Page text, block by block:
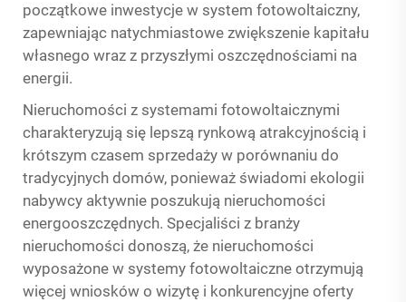
początkowe inwestycje w system fotowoltaiczny,
zapewniając natychmiastowe zwiększenie kapitału
własnego wraz z przyszłymi oszczędnościami na
energii.
Nieruchomości z systemami fotowoltaicznymi
charakteryzują się lepszą rynkową atrakcyjnością i
krótszym czasem sprzedaży w porównaniu do
tradycyjnych domów, ponieważ świadomi ekologii
nabywcy aktywnie poszukują nieruchomości
energooszczędnych. Specjaliści z branży
nieruchomości donoszą, że nieruchomości
wyposażone w systemy fotowoltaiczne otrzymują
więcej wniosków o wizytę i konkurencyjne oferty